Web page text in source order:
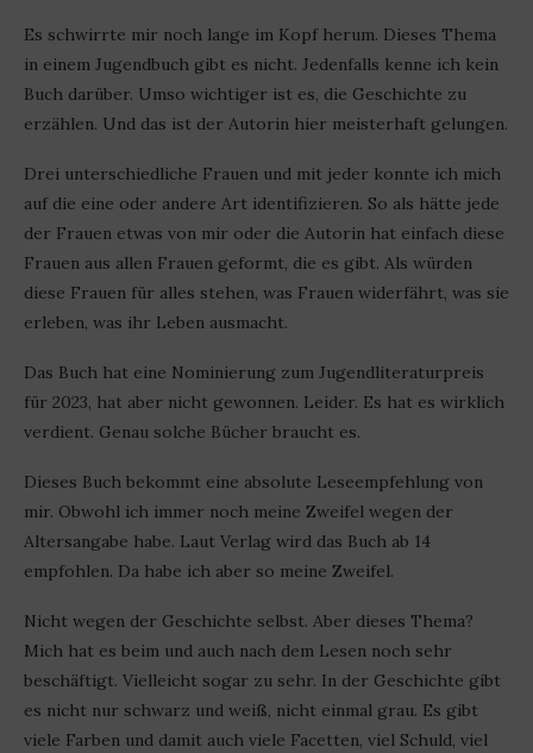
Es schwirrte mir noch lange im Kopf herum. Dieses Thema
in einem Jugendbuch gibt es nicht. Jedenfalls kenne ich kein
Buch darüber. Umso wichtiger ist es, die Geschichte zu
erzählen. Und das ist der Autorin hier meisterhaft gelungen.
Drei unterschiedliche Frauen und mit jeder konnte ich mich
auf die eine oder andere Art identifizieren. So als hätte jede
der Frauen etwas von mir oder die Autorin hat einfach diese
Frauen aus allen Frauen geformt, die es gibt. Als würden
diese Frauen für alles stehen, was Frauen widerfährt, was sie
erleben, was ihr Leben ausmacht.
Das Buch hat eine Nominierung zum Jugendliteraturpreis
für 2023, hat aber nicht gewonnen. Leider. Es hat es wirklich
verdient. Genau solche Bücher braucht es.
Dieses Buch bekommt eine absolute Leseempfehlung von
mir. Obwohl ich immer noch meine Zweifel wegen der
Altersangabe habe. Laut Verlag wird das Buch ab 14
empfohlen. Da habe ich aber so meine Zweifel.
Nicht wegen der Geschichte selbst. Aber dieses Thema?
Mich hat es beim und auch nach dem Lesen noch sehr
beschäftigt. Vielleicht sogar zu sehr. In der Geschichte gibt
es nicht nur schwarz und weiß, nicht einmal grau. Es gibt
viele Farben und damit auch viele Facetten, viel Schuld, viel